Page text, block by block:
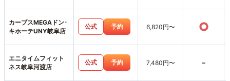
カーブスMEGAドン･
キホーテUNY岐阜店
公式 予約 6,820円〜 ○
エニタイムフィット
ネス岐阜河渡店
公式 予約 7,480円〜 -